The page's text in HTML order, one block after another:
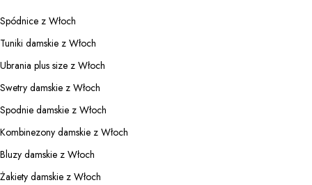
Spódnice z Włoch
Tuniki damskie z Włoch
Ubrania plus size z Włoch
Swetry damskie z Włoch
Spodnie damskie z Włoch
Kombinezony damskie z Włoch
Bluzy damskie z Włoch
Żakiety damskie z Włoch